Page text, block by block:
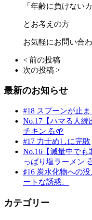
「年齢に負けない
とお考えの方
お気軽にお問い合
< 前の投稿
次の投稿 >
最新のお知らせ
#18 スプーンが止
No.17【ハマる人
チキン 💪🌱
#17 力士めしに完敗
No.16【減量中でも
っぱり塩ラーメン
♯16 炭水化物への
ートな誘惑。
カテゴリー